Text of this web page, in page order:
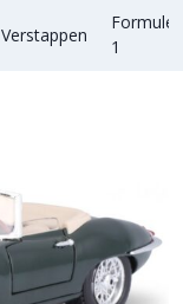
Verstappen
Formule
1